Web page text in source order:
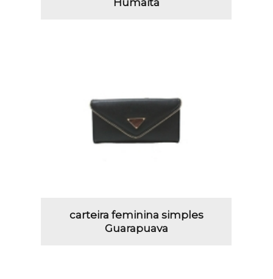
carteira feminina simples
Guarapuava